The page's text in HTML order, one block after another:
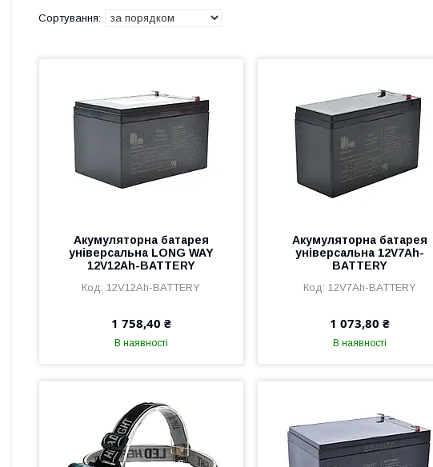
Акумуляторна батарея
універсальна LONG WAY
12V12Ah-BATTERY
12V12Ah-BATTERY
1 758,40 ₴
В наявності
Акумуляторна батарея
універсальна 12V7Ah-
BATTERY
12V7Ah-BATTERY
1 073,80 ₴
В наявності